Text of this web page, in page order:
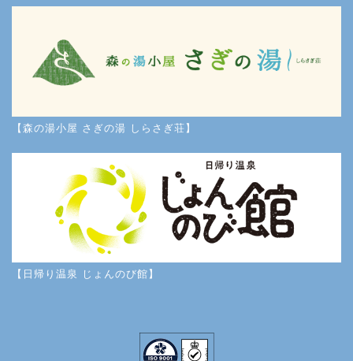
【森の湯小屋 さぎの湯 しらさぎ荘】
【日帰り温泉 じょんのび館】